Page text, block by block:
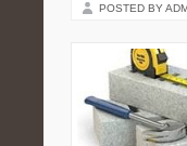
POSTED BY